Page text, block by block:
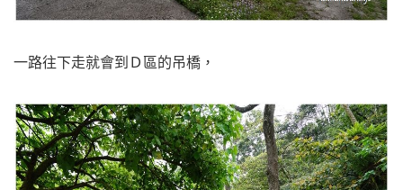
一路往下走就會到Ｄ區的吊橋，